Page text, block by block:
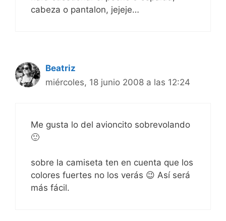
cabeza o pantalon, jejeje…
Beatriz
miércoles, 18 junio 2008 a las 12:24
Me gusta lo del avioncito sobrevolando
🙂
sobre la camiseta ten en cuenta que los
colores fuertes no los verás 😉 Así será
más fácil.